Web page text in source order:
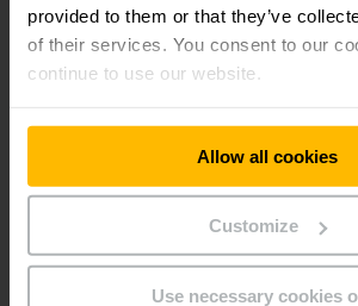
provided to them or that they’ve
of their services. You consent to our
continue to use our website.
Allow all cookies
Customize
Use necessary cookies
ข้อดีที่คุณจะได้รับ
สมรรถนะการขนถ่ายลำเลียงเพิ่มขึ้นเนื่องมา
วินาที
โครงสร้างน้ำหนักเบาอัจฉริยะช่วยให้ความส
เพิ่มสูงขึ้นที่ 100 กิโลกรัม
เทคโนโลยีเครื่องยนต์แบบซิงค์โครนัสรีลัคแ
ทำงานสองกะได้โดยไม่ต้องเปลี่ยนแบตเตอ
จัดการพลังงานที่มีประสิทธิภาพ